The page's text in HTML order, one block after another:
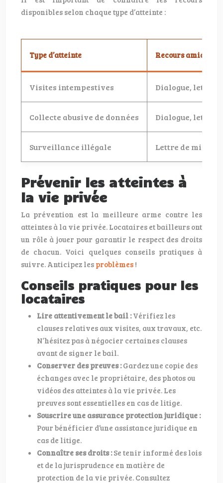
disponibles selon chaque type d’atteinte :
Type d’atteinte Recours amiables
Visites intempestives Dialogue, lettre
Collecte abusive de données Dialogue, lettre
Surveillance illégale Lettre de mise
Prévenir les atteintes à
la vie privée
La prévention est la meilleure arme contre les
atteintes à la vie privée. Locataires et bailleurs ont
un rôle à jouer pour garantir le respect des droits
de chacun. Voici quelques conseils pratiques à
suivre. Anticipez les problèmes !
Conseils pratiques pour les
locataires
Lire attentivement le bail :Vérifiez les
clauses relatives aux visites, aux travaux, etc.
N’hésitez pas à négocier certaines clauses
avant de signer le bail.
Conserver des preuves :Gardez une copie des
échanges avec le propriétaire, des photos ou
vidéos des atteintes à la vie privée. Les
preuves sont essentielles en cas de litige.
Souscrire une assurance protection juridique :
Pour bénéficier d’une assistance juridique en
cas de litige.
Connaître ses droits :Se tenir informé des lois
et de la jurisprudence en matière de
protection de la vie privée. Consultez